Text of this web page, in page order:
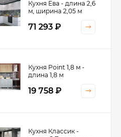
Кухня Ева - длина 2,6
м, ширина 2,05 м
71 293 ₽
Кухня Point 1,8 м -
длина 1,8 м
19 758 ₽
Кухня Классик -
Кухня Принцесса -
длина 2,4 м
38 767₽
Кухня Оптима - длина